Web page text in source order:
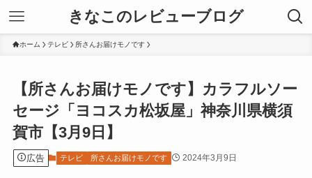
きなこのレビューブログ
ホーム テレビ 所さんお届けモノです
【所さんお届けモノです】カラフルソー
セージ「ヨコスカ松坂屋」神奈川県横須
賀市【3月9日】
広告 テレビ 所さんお届けモノです 2024年3月9日